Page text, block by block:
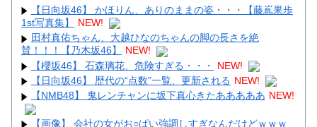
Powered by livedoor 相互RSS
【日向坂46】 かほりん、ありのままの姿・・・【藤嶌果歩
1st写真集】
NEW!
田村真佑ちゃん、大越ひなのちゃんの脚の長さを絶
賛！！！【乃木坂46】
NEW!
【櫻坂46】 石森璃花、危険すぎる・・・
NEW!
【日向坂46】 歴代の“点数”一覧、更新される NEW!
【NMB48】 鬼レンチャンに坂下真心きたあああああ NEW!
【画像】 会社の女がお○ぱい強調しすぎなんだけどｗｗｗ